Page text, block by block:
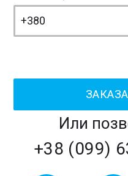
Или
+38 (099)